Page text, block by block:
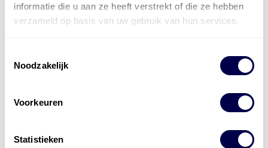
informatie die u aan ze heeft verstrekt of die ze hebben
verzameld op basis van uw gebruik van hun services.
Noodzakelijk
Voorkeuren
Statistieken
Den Hartog Energies
bestaat uit vier divisies